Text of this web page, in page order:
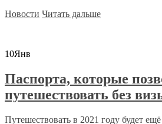
Новости Читать дальше
10Янв
Паспорта, которые
путешествовать без
Путешествовать в 2021 году будет